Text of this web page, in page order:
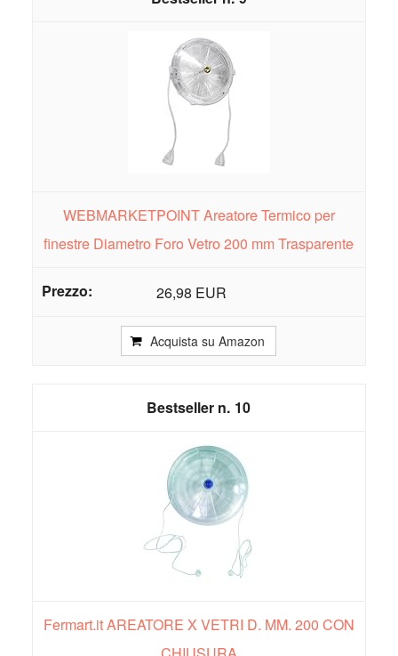
WEBMARKETPOINT Areatore Termico per
finestre Diametro Foro Vetro 200 mm Trasparente
26,98 EUR
Acquista su Amazon
10
Fermart.it AREATORE X VETRI D. MM. 200 CON